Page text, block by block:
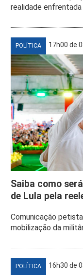
realidade
POLÍTICA 17h00 de
Saiba como
de Lula pela
Comunicação
mobilização da
POLÍTICA 16h30 de